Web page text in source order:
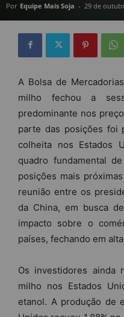
Por Equipe Mais Soja - 29 de
A Bolsa de
milho fechou a
predominante nos
parte das posições foi
colheita nos Estados
quadro fundamental
posições mais
reunião entre os
da China, em busca
impacto sobre o
países, fechando em
Os investidores ainda
milho nos Estados
etanol. A produção de